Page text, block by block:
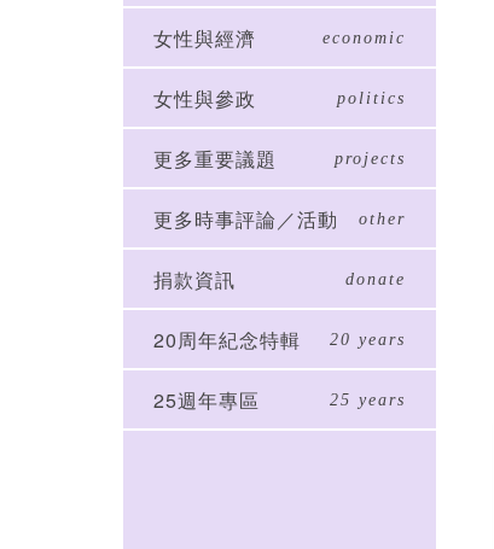
女性與經濟 economic
女性與參政 politics
更多重要議題 projects
更多時事評論／活動 other
捐款資訊 donate
20周年紀念特輯 20 years
25週年專區 25 years